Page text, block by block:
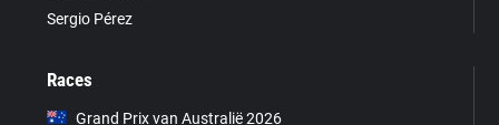
Sergio Pérez
Races
Grand Prix van Australië 2026